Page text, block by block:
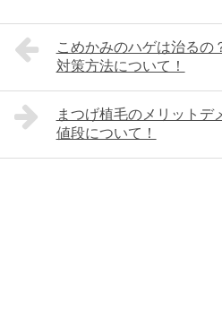
こめかみのハゲは治るの
対策方法について！
まつげ植毛のメリットデ
値段について！